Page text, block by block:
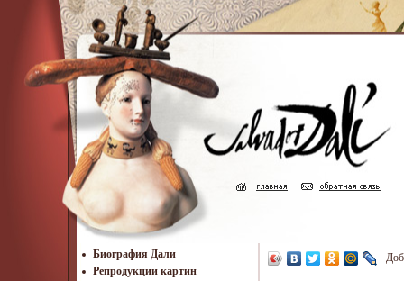
Биография Дали
Репродукции картин